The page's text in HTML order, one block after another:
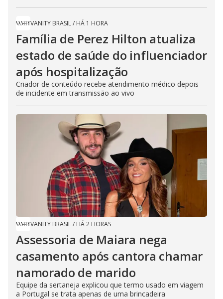
VANITY BRASIL/ HÁ 1 HORA
Família de Perez Hilton atualiza
estado de saúde do influenciador
após hospitalização
Criador de conteúdo recebe atendimento médico depois
de incidente em transmissão ao vivo
VANITY BRASIL/ HÁ 2 HORAS
Assessoria de Maiara nega
casamento após cantora chamar
namorado de marido
Equipe da sertaneja explicou que termo usado em viagem
a Portugal se trata apenas de uma brincadeira